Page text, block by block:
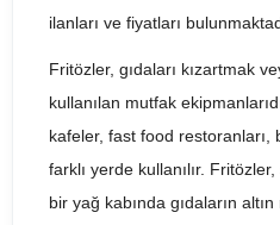
ilanları ve fiyatları
Fritözler, gıdaları kızartmak
kullanılan mutfak
kafeler, fast food
farklı yerde kullanılır.
bir yağ kabında gıdaların altın